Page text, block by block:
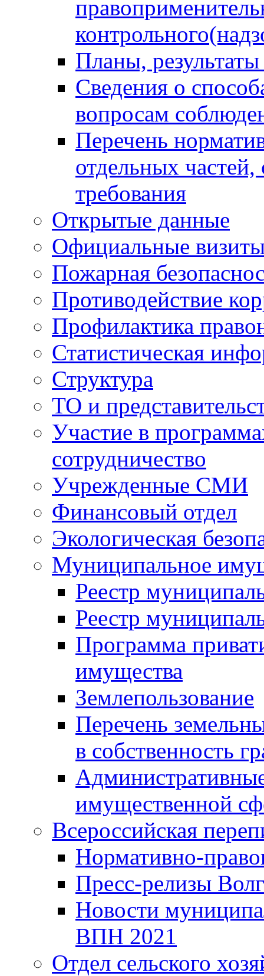
Планы,
Сведения о
вопросам
Перечень
отдельных
требования
Открытые данные
Официальные
Пожарная
Противодействие
Профилактика
Статистическая
Структура
ТО и
Участие в
сотрудничество
Учрежденные СМИ
Финансовый отдел
Экологическая
Муниципальное
Реестр
Реестр
Программа
имущества
Землепользование
Перечень
в собственность
имущественной
Всероссийская
Нормативно-
Пресс-релизы
Новости
ВПН 2021
Отдел сельского